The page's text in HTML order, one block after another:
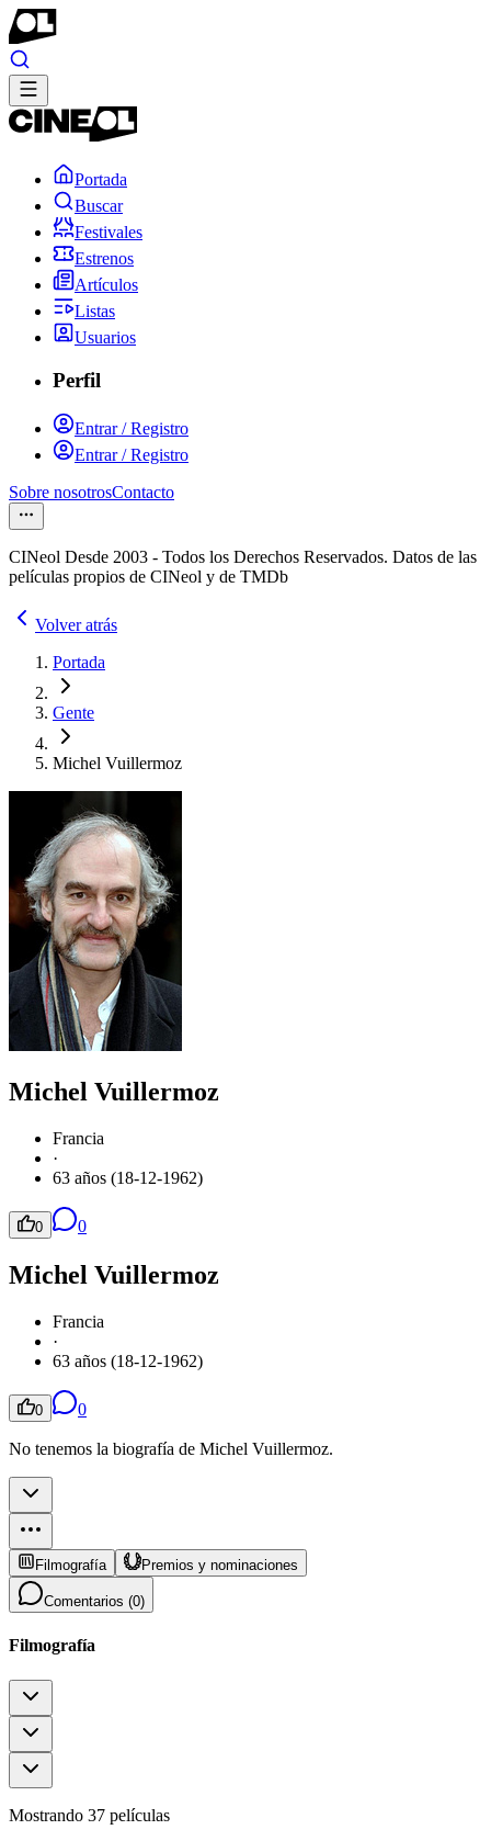
Portada
Buscar
Festivales
Estrenos
Artículos
Listas
Usuarios
Perfil
Entrar / Registro
Entrar / Registro
Sobre nosotrosContacto
CINeol Desde 2003 - Todos los Derechos Reservados. Datos de las
películas propios de CINeol y de TMDb
Volver atrás
Portada
Gente
Michel Vuillermoz
Michel Vuillermoz
Francia
·
63 años (18-12-1962)
0 0
Michel Vuillermoz
Francia
·
63 años (18-12-1962)
0 0
No tenemos la biografía de Michel Vuillermoz.
Filmografía Premios y nominaciones
Comentarios (0)
Filmografía
Mostrando 37 películas